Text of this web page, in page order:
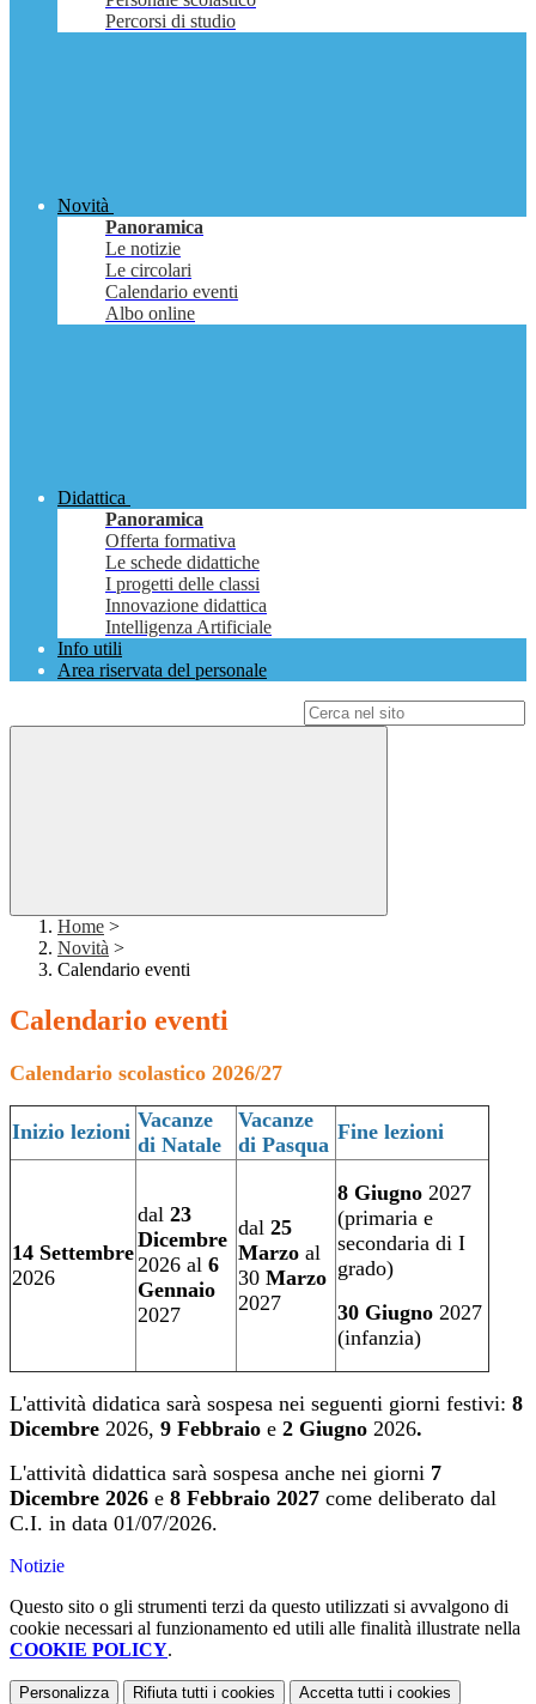
Percorsi di studio
Novità
Panoramica
Le notizie
Le circolari
Calendario eventi
Albo online
Didattica
Panoramica
Offerta formativa
Le schede didattiche
I progetti delle classi
Innovazione didattica
Intelligenza Artificiale
Info utili
Area riservata del personale
Home >
Novità >
Calendario eventi
Calendario eventi
Calendario scolastico 2026/27
Inizio lezioni Vacanze
di Natale
Vacanze
di Pasqua
Fine lezioni
14 Settembre
2026
dal 23
Dicembre
2026 al 6
Gennaio
2027
dal 25
Marzo al
30 Marzo
2027
8 Giugno 2027
(primaria e
secondaria di I
grado)
30 Giugno 2027
(infanzia)
L'attività didatica sarà sospesa nei seguenti giorni festivi: 8
Dicembre 2026, 9 Febbraio e 2 Giugno 2026.
L'attività didattica sarà sospesa anche nei giorni 7
Dicembre 2026 e 8 Febbraio 2027 come deliberato dal
C.I. in data 01/07/2026.
Notizie
Questo sito o gli strumenti terzi da questo utilizzati si avvalgono di
cookie necessari al funzionamento ed utili alle finalità illustrate nella
COOKIE POLICY.
Personalizza Rifiuta tutti i cookies Accetta tutti i cookies